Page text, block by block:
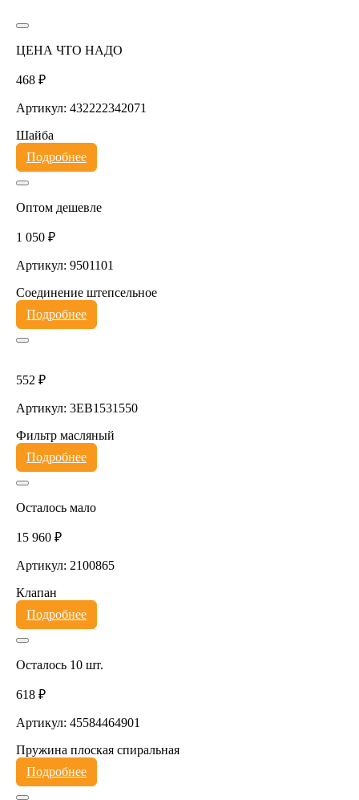
ЦЕНА ЧТО НАДО
468 ₽
Артикул: 432222342071
Шайба
Подробнее
Оптом дешевле
1 050 ₽
Артикул: 9501101
Соединение штепсельное
Подробнее
552 ₽
Артикул: 3EB1531550
Фильтр масляный
Подробнее
Осталось мало
15 960 ₽
Артикул: 2100865
Клапан
Подробнее
Осталось 10 шт.
618 ₽
Артикул: 45584464901
Пружина плоская спиральная
Подробнее